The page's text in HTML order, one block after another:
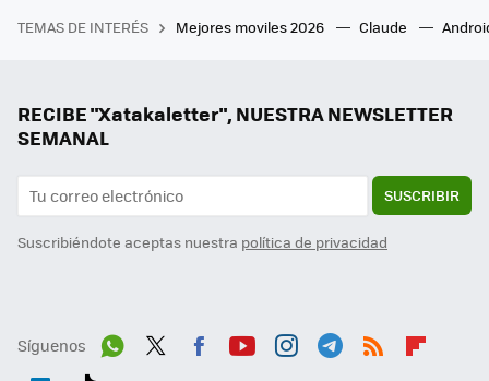
TEMAS DE INTERÉS Mejores moviles 2026 Claude
RECIBE "Xatakaletter", NUESTRA NEWSLETTER
SEMANAL
SUSCRIBIR
Suscribiéndote aceptas nuestra política de privacidad
Síguenos